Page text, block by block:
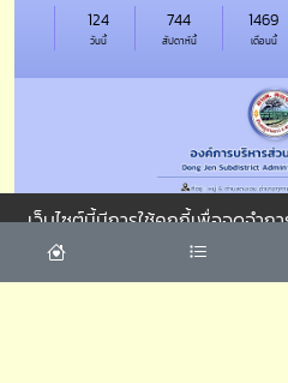
วันนี้
124
สัปดาห์นี้
744
เดือนนี้
1469
นโยบายของเว็บไซต์|นโยบายก
เว็บไซต์นี้มีการใช้คุกกี้เพื่อจดจำ
ประสบการณ์การใช้งานของ